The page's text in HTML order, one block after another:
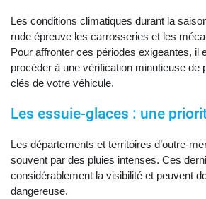
Les conditions climatiques durant la
rude épreuve les carrosseries et les
Pour affronter ces périodes exigeantes, il
procéder à une vérification minutieuse de
clés de votre véhicule.
Les essuie-glaces : une
Les départements et territoires d’outre-
souvent par des pluies intenses. Ces
considérablement la visibilité et peuvent
dangereuse.